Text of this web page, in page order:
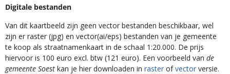
Digitale bestanden
Van dit kaartbeeld zijn geen vector bestanden beschikbaar, wel
zijn er raster (jpg) en vector(ai/eps) bestanden van je gemeente
te koop als straatnamenkaart in de schaal 1:20.000. De prijs
hiervoor is 100 euro excl. btw (121 euro). Een voorbeeld van de
gemeente Soest kan je hier downloaden in raster ofvector versie.